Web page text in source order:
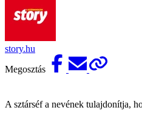
story.hu
Megosztás
A sztárséf a nevének tulajdonítja,